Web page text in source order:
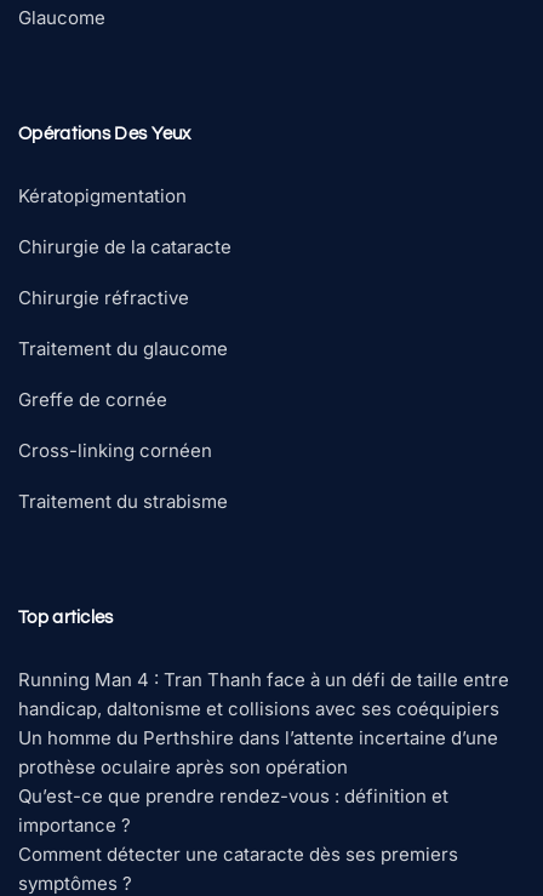
Glaucome
Opérations Des Yeux
Kératopigmentation
Chirurgie de la cataracte
Chirurgie réfractive
Traitement du glaucome
Greffe de cornée
Cross-linking cornéen
Traitement du strabisme
Top articles
Running Man 4 : Tran Thanh face à un défi de taille entre
handicap, daltonisme et collisions avec ses coéquipiers
Un homme du Perthshire dans l’attente incertaine d’une
prothèse oculaire après son opération
Qu’est-ce que prendre rendez-vous : définition et
importance ?
Comment détecter une cataracte dès ses premiers
symptômes ?